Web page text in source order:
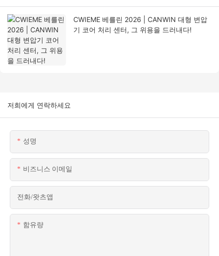
CWIEME 베를린 2026 | CANWIN 대형 변압
기 코어 처리 센터, 그 위용을 드러내다!
저희에게 연락하세요
성명
비즈니스 이메일
전화/왓츠앱
함유량